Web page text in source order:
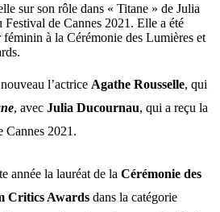
sur son rôle dans « Titane » de Julia
de Cannes 2021. Elle a été
à la Cérémonie des Lumières et
l’actrice Agathe Rousselle, qui
, avec Julia Ducournau, qui a reçu la
Cannes 2021.
année la lauréat de la Cérémonie des
Critics Awards dans la catégorie